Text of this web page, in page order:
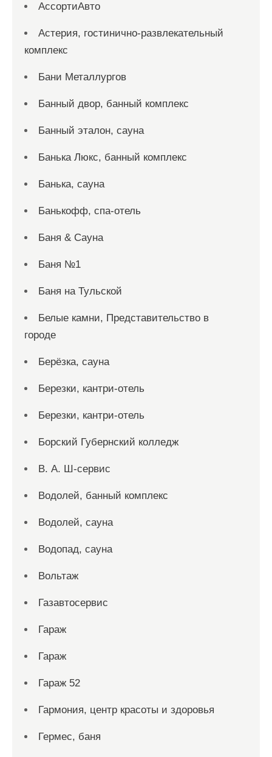
АссортиАвто
Астерия, гостинично-развлекательный
комплекс
Бани Металлургов
Банный двор, банный комплекс
Банный эталон, сауна
Банька Люкс, банный комплекс
Банька, сауна
Банькофф, спа-отель
Баня & Сауна
Баня №1
Баня на Тульской
Белые камни, Представительство в
городе
Берёзка, сауна
Березки, кантри-отель
Березки, кантри-отель
Борский Губернский колледж
В. А. Ш-сервис
Водолей, банный комплекс
Водолей, сауна
Водопад, сауна
Вольтаж
Газавтосервис
Гараж
Гараж
Гараж 52
Гармония, центр красоты и здоровья
Гермес, баня